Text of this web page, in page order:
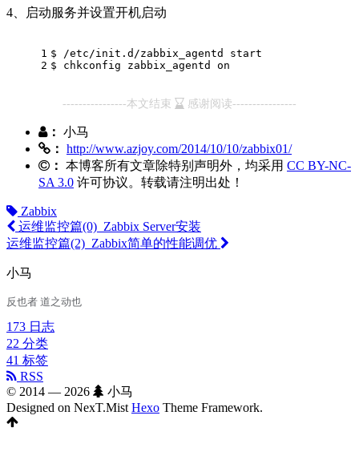
4、启动服务并设置开机启动
1
2
$ /etc/init.d/zabbix_agentd start
$ chkconfig zabbix_agentd on
----------------本文结束 感谢阅读----------------
： 小马
： http://www.azjoy.com/2014/10/10/zabbix01/
： 本博客所有文章除特别声明外，均采用 CC BY-NC-
SA 3.0 许可协议。转载请注明出处！
Zabbix
运维监控篇(0)_Zabbix Server安装
运维监控篇(2)_Zabbix简单的性能调优
小马
反也者 道之动也
173 日志
22 分类
41 标签
RSS
© 2014 — 2026
小马
Designed on NexT.Mist Hexo Theme Framework.